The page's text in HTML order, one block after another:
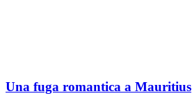
Una fuga romantica a Mauritius